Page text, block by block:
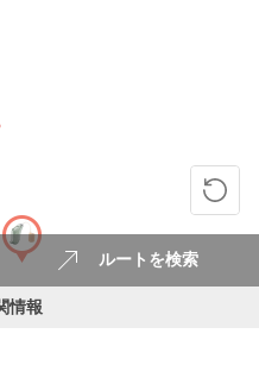
ルートを検索
情報